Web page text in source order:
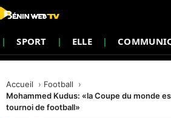
SPORT ELLE
Accueil
Football
Mohammed Kudus: «la Coupe du monde
tournoi de football»